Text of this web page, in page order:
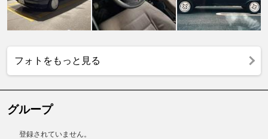
フォトをもっと見る
グループ
登録されていません。